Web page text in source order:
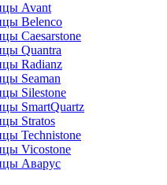
Avant
Belenco
Caesarstone
Quantra
Radianz
Seaman
Silestone
SmartQuartz
Stratos
Technistone
Vicostone
Аварус